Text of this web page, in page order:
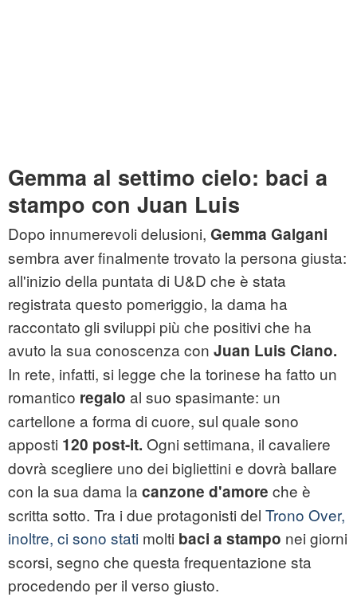
Gemma al settimo cielo: baci a
stampo con Juan Luis
Dopo innumerevoli delusioni, Gemma Galgani
sembra aver finalmente trovato la persona giusta:
all'inizio della puntata di U&D che è stata
registrata questo pomeriggio, la dama ha
raccontato gli sviluppi più che positivi che ha
avuto la sua conoscenza con Juan Luis Ciano.
In rete, infatti, si legge che la torinese ha fatto un
romantico regalo al suo spasimante: un
cartellone a forma di cuore, sul quale sono
apposti 120 post-it. Ogni settimana, il cavaliere
dovrà scegliere uno dei bigliettini e dovrà ballare
con la sua dama la canzone d'amore che è
scritta sotto. Tra i due protagonisti del Trono Over,
inoltre, ci sono stati molti baci a stampo nei giorni
scorsi, segno che questa frequentazione sta
procedendo per il verso giusto.